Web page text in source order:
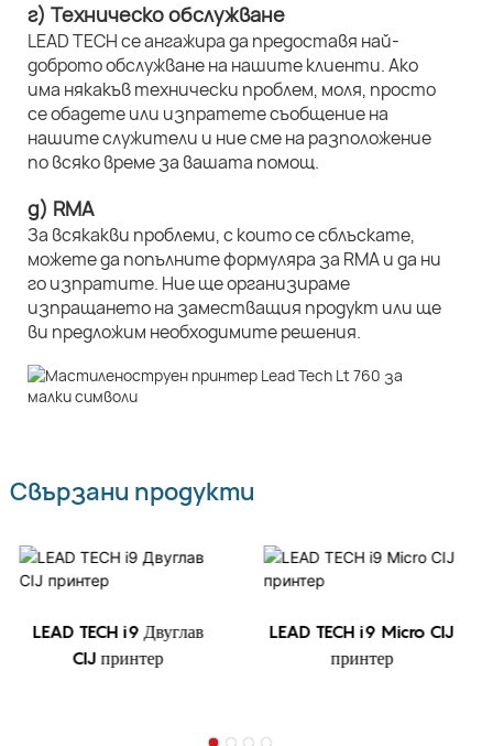
г) Техническо обслужване
LEAD TECH се ангажира да предоставя най-
доброто обслужване на нашите клиенти. Ако
има някакъв технически проблем, моля, просто
се обадете или изпратете съобщение на
нашите служители и ние сме на разположение
по всяко време за вашата помощ.
д) RMA
За всякакви проблеми, с които се сблъскате,
можете да попълните формуляра за RMA и да ни
го изпратите. Ние ще организираме
изпращането на заместващия продукт или ще
ви предложим необходимите решения.
Свързани продукти
LEAD TECH i9 Двуглав
CIJ принтер
LEAD TECH i9 Micro CIJ
принтер